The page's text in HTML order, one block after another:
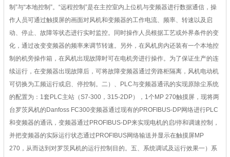
制”与“本地控制”。“远程控制”是在主控室内上位机与变频器进行数据通信，操
作人员可通过触摸屏的画面对风机和变频器的工作电流、频率、转速以及启
动、停止、故障等状态进行实时监控。同时操作人员根据工艺或外界条件的变
化，通过改变变频器的频率来调节转速。另外，在风机房内还装有一个本地控
制的机旁操作箱，在风机出现故障时可在电机旁进行操作。为了保证生产的连
续运行，在变频器出现故障后，可将故障变频器通过旁路柜隔离，风机电动机
可切换为工频运行或启、停控制。二）、PLC与变频器通讯的实现原除尘系统
的配置为：1套PLC主站（S7-300，315-2DP），1个MP 270触摸屏，现将两
台罗茨风机的Danfoss FC300变频器通过现有的PROFIBUS-DP网络进行PLC
和变频器的通讯，变频器通过PROFIBUS-DP来实现电机的启/停和调速控制，
并把变频器的实际运行状态通过PROFIBUS网络输送并显示在触摸屏MP
270，从而达到对罗茨风机的运行控制目的。五、系统调试及运行效果一）系